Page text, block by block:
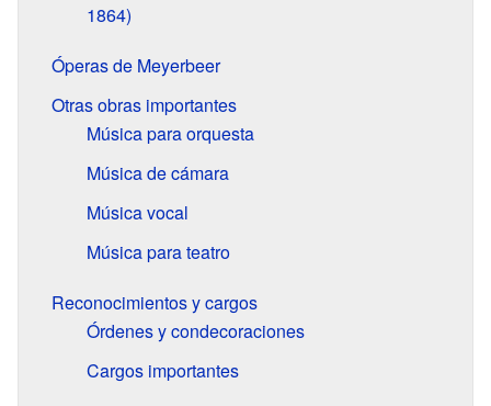
1864)
Óperas de Meyerbeer
Otras obras importantes
Música para orquesta
Música de cámara
Música vocal
Música para teatro
Reconocimientos y cargos
Órdenes y condecoraciones
Cargos importantes